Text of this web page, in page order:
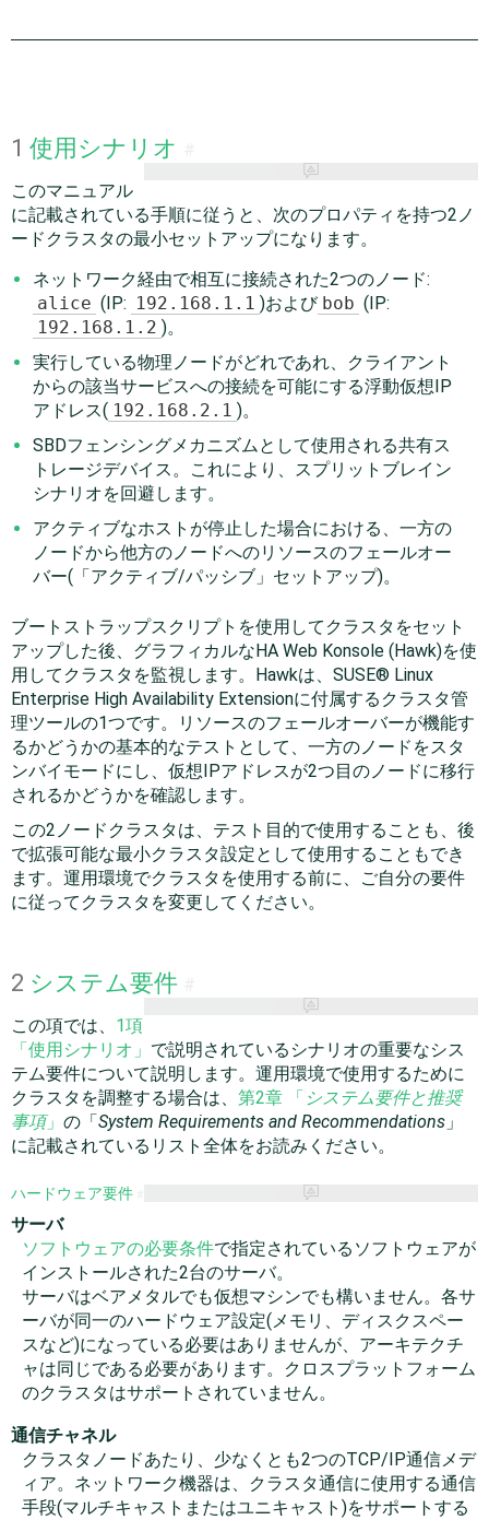
1 使用シナリオ
このマニュアル
に記載されている手順に従うと、次のプロパティを持つ2ノ
ードクラスタの最小セットアップになります。
ネットワーク経由で相互に接続された2つのノード:
alice (IP: 192.168.1.1 )および bob (IP:
192.168.1.2 )。
実行している物理ノードがどれであれ、クライアント
からの該当サービスへの接続を可能にする浮動仮想IP
アドレス( 192.168.2.1 )。
SBDフェンシングメカニズムとして使用される共有ス
トレージデバイス。これにより、スプリットブレイン
シナリオを回避します。
アクティブなホストが停止した場合における、一方の
ノードから他方のノードへのリソースのフェールオー
バー( 「アクティブ/パッシブ」セットアップ)。
ブートストラップスクリプトを使用してクラスタをセット
アップした後、グラフィカルなHA Web Konsole (Hawk)を使
用してクラスタを監視します。Hawkは、 SUSE® Linux
Enterprise High Availability Extensionに付属するクラスタ管
理ツールの1つです。リソースのフェールオーバーが機能す
るかどうかの基本的なテストとして、一方のノードをスタ
ンバイモードにし、仮想IPアドレスが2つ目のノードに移行
されるかどうかを確認します。
この2ノードクラスタは、テスト目的で使用することも、後
で拡張可能な最小クラスタ設定として使用することもでき
ます。運用環境でクラスタを使用する前に、ご自分の要件
に従ってクラスタを変更してください。
2 システム要件
この項では、 1項
「使用シナリオ」 で説明されているシナリオの重要なシス
テム要件について説明します。運用環境で使用するために
クラスタを調整する場合は、 第2章 「 システム要件と推奨
事項」 の「System Requirements and Recommendations 」
に記載されているリスト全体をお読みください。
ハードウェア要件
サーバ
ソフトウェアの必要条件で指定されているソフトウェアが
インストールされた2台のサーバ。
サーバはベアメタルでも仮想マシンでも構いません。各サ
ーバが同一のハードウェア設定(メモリ、ディスクスペー
スなど)になっている必要はありませんが、アーキテクチ
ャは同じである必要があります。クロスプラットフォーム
のクラスタはサポートされていません。
通信チャネル
クラスタノードあたり、少なくとも2つのTCP/IP通信メデ
ィア。ネットワーク機器は、クラスタ通信に使用する通信
手段(マルチキャストまたはユニキャスト)をサポートする